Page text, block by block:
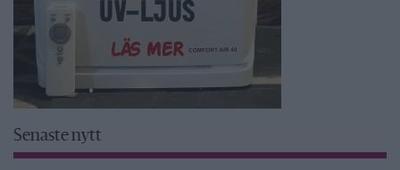
Senaste nytt